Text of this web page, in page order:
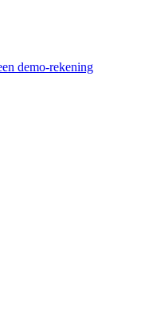
demo-rekening